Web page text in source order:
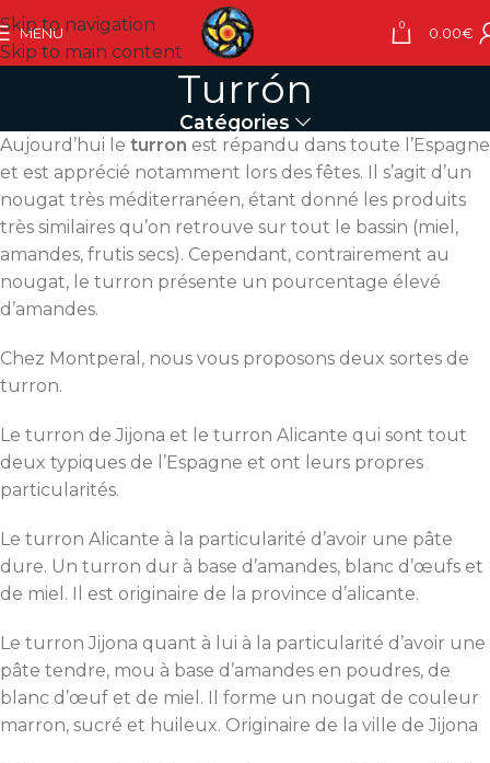
Skip to navigation
Skip to main content
MENU 0 0.00€
Turrón
Catégories
Aujourd’hui le turron est répandu dans toute l’Espagne
et est apprécié notamment lors des fêtes. Il s’agit d’un
nougat très méditerranéen, étant donné les produits
très similaires qu’on retrouve sur tout le bassin (miel,
amandes, frutis secs). Cependant, contrairement au
nougat, le turron présente un pourcentage élevé
d’amandes.
Chez Montperal, nous vous proposons deux sortes de
turron.
Le turron de Jijona et le turron Alicante qui sont tout
deux typiques de l’Espagne et ont leurs propres
particularités.
Le turron Alicante à la particularité d’avoir une pâte
dure. Un turron dur à base d’amandes, blanc d’œufs et
de miel. Il est originaire de la province d’alicante.
Le turron Jijona quant à lui à la particularité d’avoir une
pâte tendre, mou à base d’amandes en poudres, de
blanc d’œuf et de miel. Il forme un nougat de couleur
marron, sucré et huileux. Originaire de la ville de Jijona